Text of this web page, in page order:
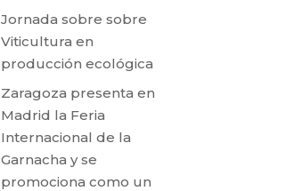
Jornada sobre sobre
Viticultura en
producción ecológica
Zaragoza presenta en
Madrid la Feria
Internacional de la
Garnacha y se
promociona como un